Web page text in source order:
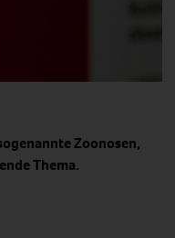
Zoonosen,
Thema.